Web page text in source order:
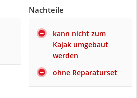
Nachteile
kann nicht zum
Kajak umgebaut
werden
ohne Reparaturset